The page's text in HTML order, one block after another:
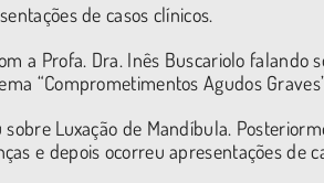
de casos clínicos.
a Profa. Dra. Inês Buscariolo falando
“Comprometimentos Agudos
Luxação de Mandíbula.
e depois ocorreu apresentações de